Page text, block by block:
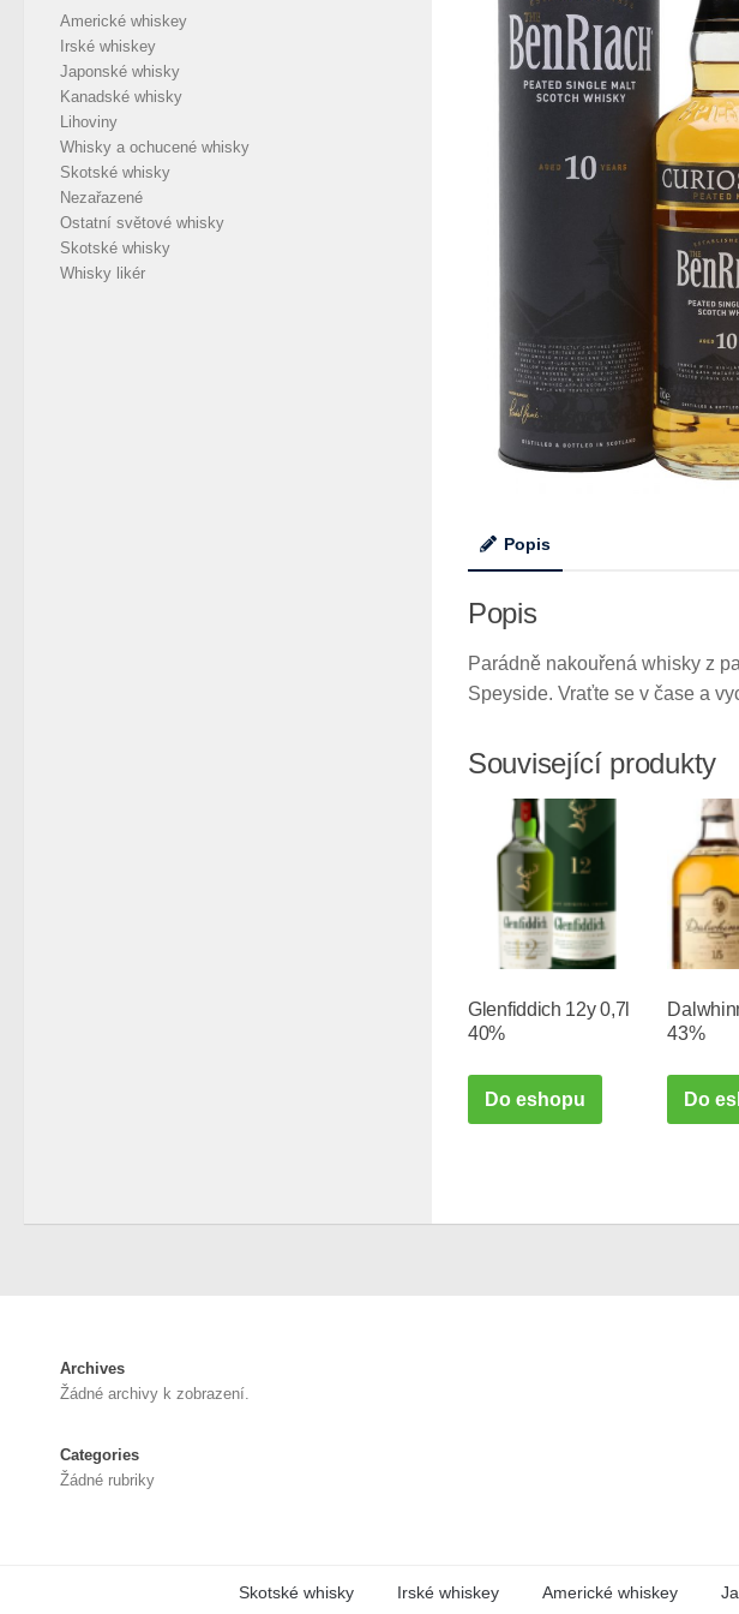
Popis
Popis
Parádně nakouřená whisky z
Speyside. Vraťte se v čase a
Související produkty
Glenfiddich 12y 0,7l
40%
Do eshopu
43%
Do
Americké whiskey
Irské whiskey
Japonské whisky
Kanadské whisky
Lihoviny
Whisky a ochucené whisky
Skotské whisky
Nezařazené
Ostatní světové whisky
Skotské whisky
Whisky likér
Archives
Žádné archivy k zobrazení.
Categories
Žádné rubriky
Skotské whisky Irské whiskey Americké whiskey